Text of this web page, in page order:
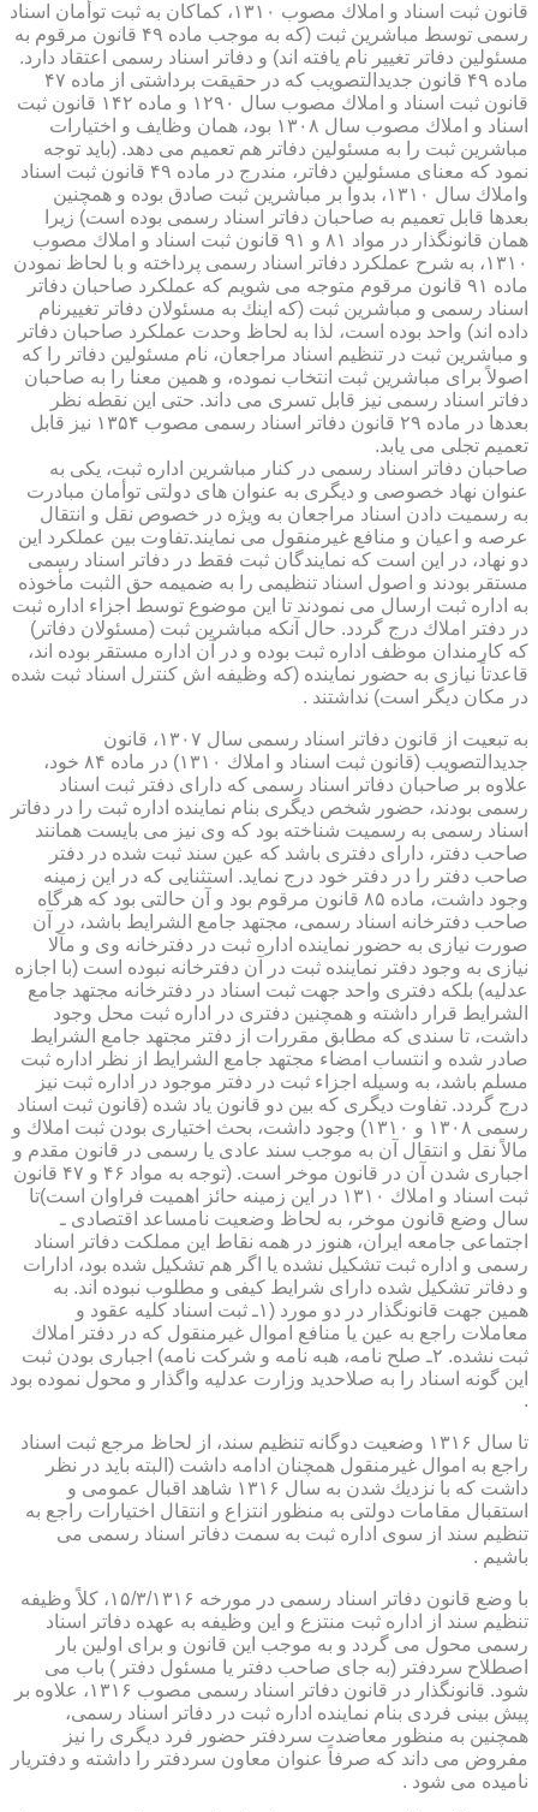
قانون ثبت اسناد و املاك مصوب ۱۳۱۰، كماكان به ثبت توأمان اسناد
رسمی توسط مباشرین ثبت (كه به موجب ماده ۴۹ قانون مرقوم به
مسئولین دفاتر تغییر نام یافته اند) و دفاتر اسناد رسمی اعتقاد دارد.
ماده ۴۹ قانون جدیدالتصویب كه در حقیقت برداشتی از ماده ۴۷
قانون ثبت اسناد و املاك مصوب سال ۱۲۹۰ و ماده ۱۴۲ قانون ثبت
اسناد و املاك مصوب سال ۱۳۰۸ بود، همان وظایف و اختیارات
مباشرین ثبت را به مسئولین دفاتر هم تعمیم می دهد. (باید توجه
نمود كه معنای مسئولین دفاتر، مندرج در ماده ۴۹ قانون ثبت اسناد
واملاك سال ۱۳۱۰، بدواً بر مباشرین ثبت صادق بوده و همچنین
بعدها قابل تعمیم به صاحبان دفاتر اسناد رسمی بوده است) زیرا
همان قانونگذار در مواد ۸۱ و ۹۱ قانون ثبت اسناد و املاك مصوب
۱۳۱۰، به شرح عملكرد دفاتر اسناد رسمی پرداخته و با لحاظ نمودن
ماده ۹۱ قانون مرقوم متوجه می شویم كه عملكرد صاحبان دفاتر
اسناد رسمی و مباشرین ثبت (كه اینك به مسئولان دفاتر تغییرنام
داده اند) واحد بوده است، لذا به لحاظ وحدت عملكرد صاحبان دفاتر
و مباشرین ثبت در تنظیم اسناد مراجعان، نام مسئولین دفاتر را كه
اصولاً برای مباشرین ثبت انتخاب نموده، و همین معنا را به صاحبان
دفاتر اسناد رسمی نیز قابل تسری می داند. حتی این نقطه نظر
بعدها در ماده ۲۹ قانون دفاتر اسناد رسمی مصوب ۱۳۵۴ نیز قابل
تعمیم تجلی می یابد.
صاحبان دفاتر اسناد رسمی در كنار مباشرین اداره ثبت، یكی به
عنوان نهاد خصوصی و دیگری به عنوان های دولتی توأمان مبادرت
به رسمیت دادن اسناد مراجعان به ویژه در خصوص نقل و انتقال
عرصه و اعیان و منافع غیرمنقول می نمایند.تفاوت بین عملكرد این
دو نهاد، در این است كه نمایندگان ثبت فقط در دفاتر اسناد رسمی
مستقر بودند و اصول اسناد تنظیمی را به ضمیمه حق الثبت مأخوذه
به اداره ثبت ارسال می نمودند تا این موضوع توسط اجزاء اداره ثبت
در دفتر املاك درج گردد. حال آنكه مباشرین ثبت (مسئولان دفاتر)
كه كارمندان موظف اداره ثبت بوده و در آن اداره مستقر بوده اند،
قاعدتاً نیازی به حضور نماینده (كه وظیفه اش كنترل اسناد ثبت شده
در مكان دیگر است) نداشتند .
به تبعیت از قانون دفاتر اسناد رسمی سال ۱۳۰۷، قانون
جدیدالتصویب (قانون ثبت اسناد و املاك ۱۳۱۰) در ماده ۸۴ خود،
علاوه بر صاحبان دفاتر اسناد رسمی كه دارای دفتر ثبت اسناد
رسمی بودند، حضور شخص دیگری بنام نماینده اداره ثبت را در دفاتر
اسناد رسمی به رسمیت شناخته بود كه وی نیز می بایست همانند
صاحب دفتر، دارای دفتری باشد كه عین سند ثبت شده در دفتر
صاحب دفتر را در دفتر خود درج نماید. استثنایی كه در این زمینه
وجود داشت، ماده ۸۵ قانون مرقوم بود و آن حالتی بود كه هرگاه
صاحب دفترخانه اسناد رسمی، مجتهد جامع الشرایط باشد، در آن
صورت نیازی به حضور نماینده اداره ثبت در دفترخانه وی و مآلا
نیازی به وجود دفتر نماینده ثبت در آن دفترخانه نبوده است (با اجازه
عدلیه) بلكه دفتری واحد جهت ثبت اسناد در دفترخانه مجتهد جامع
الشرایط قرار داشته و همچنین دفتری در اداره ثبت محل وجود
داشت، تا سندی كه مطابق مقررات از دفتر مجتهد جامع الشرایط
صادر شده و انتساب امضاء مجتهد جامع الشرایط از نظر اداره ثبت
مسلم باشد، به وسیله اجزاء ثبت در دفتر موجود در اداره ثبت نیز
درج گردد. تفاوت دیگری كه بین دو قانون یاد شده (قانون ثبت اسناد
رسمی ۱۳۰۸ و ۱۳۱۰) وجود داشت، بحث اختیاری بودن ثبت املاك و
مالاً نقل و انتقال آن به موجب سند عادی یا رسمی در قانون مقدم و
اجباری شدن آن در قانون موخر است. (توجه به مواد ۴۶ و ۴۷ قانون
ثبت اسناد و املاك ۱۳۱۰ در این زمینه حائز اهمیت فراوان است)تا
سال وضع قانون موخر، به لحاظ وضعیت نامساعد اقتصادی ـ
اجتماعی جامعه ایران، هنوز در همه نقاط این مملكت دفاتر اسناد
رسمی و اداره ثبت تشكیل نشده یا اگر هم تشكیل شده بود، ادارات
و دفاتر تشكیل شده دارای شرایط كیفی و مطلوب نبوده اند. به
همین جهت قانونگذار در دو مورد (۱ـ ثبت اسناد كلیه عقود و
معاملات راجع به عین یا منافع اموال غیرمنقول كه در دفتر املاك
ثبت نشده. ۲ـ صلح نامه، هبه نامه و شركت نامه) اجباری بودن ثبت
این گونه اسناد را به صلاحدید وزارت عدلیه واگذار و محول نموده بود
.
تا سال ۱۳۱۶ وضعیت دوگانه تنظیم سند، از لحاظ مرجع ثبت اسناد
راجع به اموال غیرمنقول همچنان ادامه داشت (البته باید در نظر
داشت كه با نزدیك شدن به سال ۱۳۱۶ شاهد اقبال عمومی و
استقبال مقامات دولتی به منظور انتزاع و انتقال اختیارات راجع به
تنظیم سند از سوی اداره ثبت به سمت دفاتر اسناد رسمی می
باشیم .
با وضع قانون دفاتر اسناد رسمی در مورخه ۱۵/۳/۱۳۱۶، كلاً وظیفه
تنظیم سند از اداره ثبت منتزع و این وظیفه به عهده دفاتر اسناد
رسمی محول می گردد و به موجب این قانون و برای اولین بار
اصطلاح سردفتر (به جای صاحب دفتر یا مسئول دفتر ) باب می
شود. قانونگذار در قانون دفاتر اسناد رسمی مصوب ۱۳۱۶، علاوه بر
پیش بینی فردی بنام نماینده اداره ثبت در دفاتر اسناد رسمی،
همچنین به منظور معاضدت سردفتر حضور فرد دیگری را نیز
مفروض می داند كه صرفاً عنوان معاون سردفتر را داشته و دفتریار
نامیده می شود .